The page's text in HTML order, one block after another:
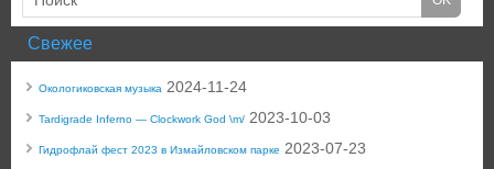
Свежее
Окологиковская музыка 2024-11-24
Tardigrade Inferno — Clockwork God \m/ 2023-10-03
Гидрофлай фест 2023 в Измайловском парке 2023-07-23